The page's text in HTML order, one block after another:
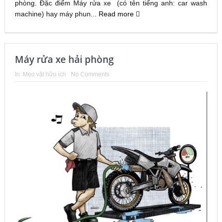
phòng. Đặc điểm Máy rửa xe (có tên tiếng anh: car wash
machine) hay máy phun... Read more
Máy rửa xe hải phòng
In: Mẹo vặt hữu ích No Comments